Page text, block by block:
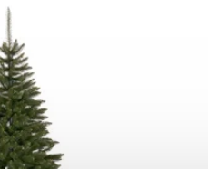
je ideálnou